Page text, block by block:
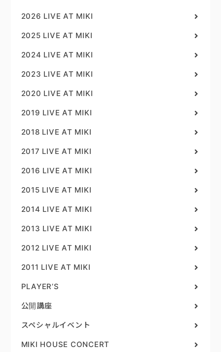
2026 LIVE AT MIKI
2025 LIVE AT MIKI
2024 LIVE AT MIKI
2023 LIVE AT MIKI
2020 LIVE AT MIKI
2019 LIVE AT MIKI
2018 LIVE AT MIKI
2017 LIVE AT MIKI
2016 LIVE AT MIKI
2015 LIVE AT MIKI
2014 LIVE AT MIKI
2013 LIVE AT MIKI
2012 LIVE AT MIKI
2011 LIVE AT MIKI
PLAYER’S
公開講座
スペシャルイベント
MIKI HOUSE CONCERT